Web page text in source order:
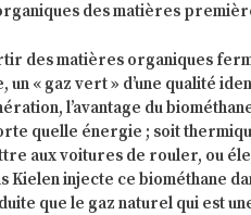
des matières
des matières organiques
un « gaz vert » d’une qualité
l’avantage du
quelle énergie ; soit
aux voitures de rouler, ou
Kielen injecte ce biométhane
que le gaz naturel qui est